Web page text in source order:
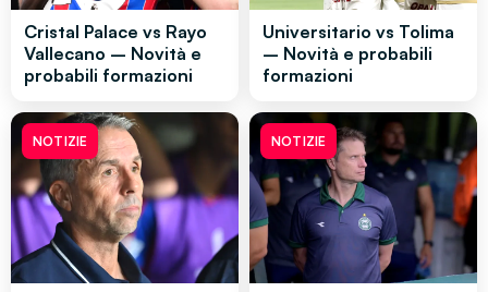
Cristal Palace vs Rayo
Vallecano – Novità e
probabili formazioni
Universitario vs Tolima
– Novità e probabili
formazioni
NOTIZIE NOTIZIE